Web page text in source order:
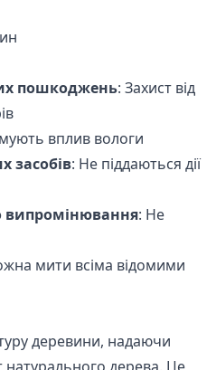
пошкоджень: Захист від
вплив вологи
засобів: Не піддаються дії
випромінювання: Не
мити всіма відомими
деревини, надаючи